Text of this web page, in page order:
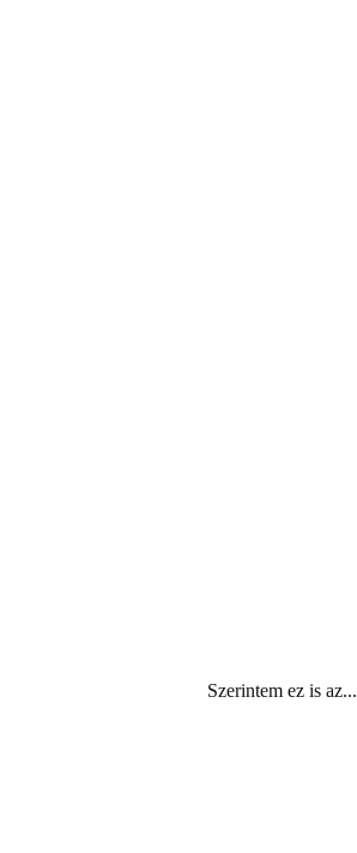
Szerintem ez is az...